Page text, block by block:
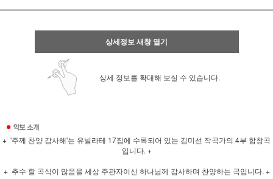
상세정보 새창 열기
상세 정보를 확대해 보실 수 있습니다.
+ '주께 찬양 감사해'는 유빌라테 17집에 수록되어 있는 김미선 작곡가의 4부 합창곡
입니다. +
+ 추수 할 곡식이 많음을 세상 주관자이신 하나님께 감사하며 찬양하는 곡입니다. +